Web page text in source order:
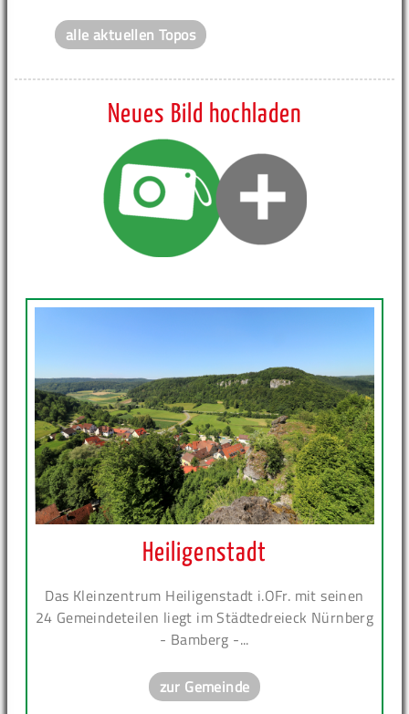
alle aktuellen Topos
Neues Bild hochladen
Heiligenstadt
Das Kleinzentrum Heiligenstadt i.OFr. mit seinen
24 Gemeindeteilen liegt im Städtedreieck Nürnberg
- Bamberg -...
zur Gemeinde